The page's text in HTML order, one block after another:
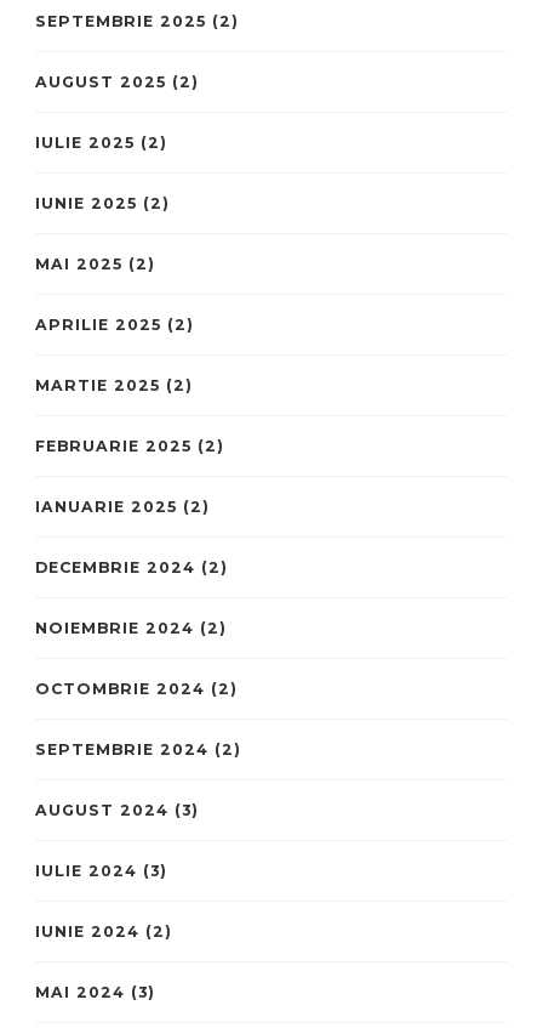
SEPTEMBRIE 2025 (2)
AUGUST 2025 (2)
IULIE 2025 (2)
IUNIE 2025 (2)
MAI 2025 (2)
APRILIE 2025 (2)
MARTIE 2025 (2)
FEBRUARIE 2025 (2)
IANUARIE 2025 (2)
DECEMBRIE 2024 (2)
NOIEMBRIE 2024 (2)
OCTOMBRIE 2024 (2)
SEPTEMBRIE 2024 (2)
AUGUST 2024 (3)
IULIE 2024 (3)
IUNIE 2024 (2)
MAI 2024 (3)